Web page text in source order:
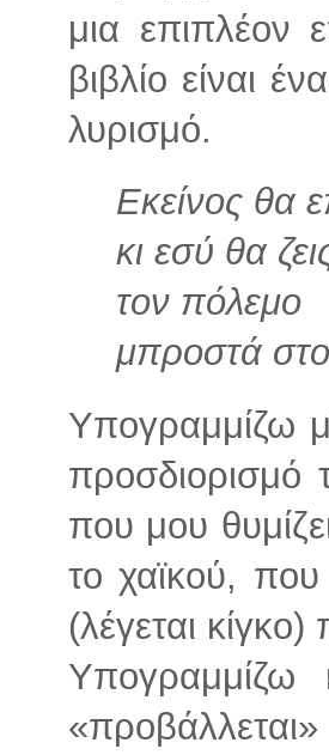
μια
βιβλίο είναι
λυρισμό.
Εκείνος θα
κι εσύ θα
τον πόλεμο
μπροστά
Υπογραμμίζω
προσδιορισμό
που μου
το χαϊκού, που
(λέγεται